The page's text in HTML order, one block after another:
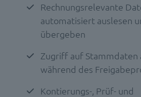
Rechnungsrelevante
automatisiert auslesen
übergeben
Zugriff auf Stammdaten
während des
Kontierungs-, Prüf- und